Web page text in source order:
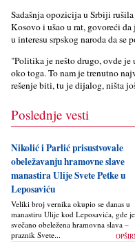
Sadašnja opozicija u Srbiji
Kosovo i ušao u rat, govoreći
u interesu srpskog naroda da
"Politika je nešto drugo, ovde je
oko toga. To nam je trenutno
rešenje biti, tu je dijalog, ništa
Poslednje vesti
Nikolić i Parlić prisustvovale
obeležavanju hramovne slave
manastira Ulije Svete Petke u
Leposaviću
Veliki broj vernika okupio se danas u
manastiru Ulije kod Leposavića, gde je
svečano obeležena hramovna slava –
praznik Svete...